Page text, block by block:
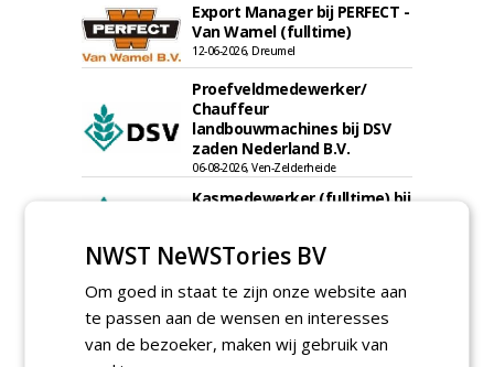
Export Manager bij PERFECT -
Van Wamel (fulltime)
12-06-2026, Dreumel
Proefveldmedewerker/
Chauffeur
landbouwmachines bij DSV
zaden Nederland B.V.
06-08-2026, Ven-Zelderheide
Kasmedewerker (fulltime) bij
Boomtotaalzorg32-40 uur
30-07-2026, Schalkwijk
Boominspecteur bij
NWST NeWSTories BV
Om goed in staat te zijn onze website aan
te passen aan de wensen en interesses
van de bezoeker, maken wij gebruik van